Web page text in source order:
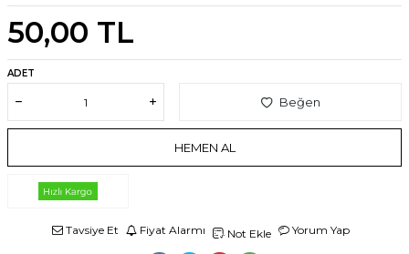
50,00 TL
ADET
Beğen
HEMEN AL
Tavsiye Et Fiyat Alarmı Not Ekle Yorum Yap